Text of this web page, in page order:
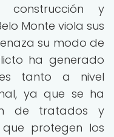
y
Monte viola sus
su modo de
ha generado
tanto a nivel
ya que se ha
de tratados y
que protegen los